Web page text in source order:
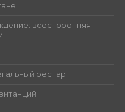
всесторонняя
рестарт